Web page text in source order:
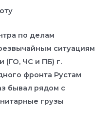
по делам
ситуациям
(ГО, ЧС и ПБ) г.
фронта Рустам
бывал рядом с
грузы